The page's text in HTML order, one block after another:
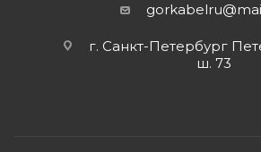
gorkabelru
г. Санкт-Петербург
ш. 73